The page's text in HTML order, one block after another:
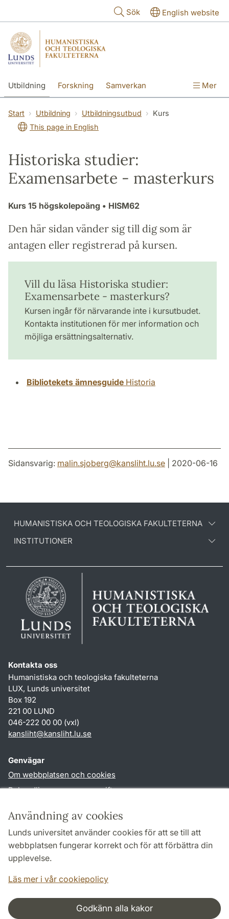
Användning av cookies
Lunds universitet använder cookies för att se till att
webbplatsen fungerar korrekt och för att förbättra din
upplevelse.
Läs mer i vår cookiepolicy
Godkänn alla kakor
Sök English website
Utbildning Forskning Samverkan Mer
Start Utbildning Utbildningsutbud
Kurs
This page in English
Historiska studier:
Examensarbete - masterkurs
Kurs 15 högskolepoäng • HISM62
Den här sidan vänder sig till dig som är
antagen eller registrerad på kursen.
Vill du läsa Historiska studier:
Examensarbete - masterkurs?
Kursen ingår för närvarande inte i kursutbudet.
Kontakta institutionen för mer information och
möjliga ersättningsalternativ.
Bibliotekets ämnesguide Historia
Sidansvarig: malin.sjoberg@kansliht.lu.se | 2020-06-16
HUMANISTISKA OCH TEOLOGISKA FAKULTETERNA
INSTITUTIONER
Kontakta oss
Humanistiska och teologiska fakulteterna
LUX, Lunds universitet
Box 192
221 00 LUND
046-222 00 00 (vxl)
kansliht@kansliht.lu.se
Genvägar
Om webbplatsen och cookies
Behandling av personuppgifter
TYPO3-login
Följ oss i sociala medier